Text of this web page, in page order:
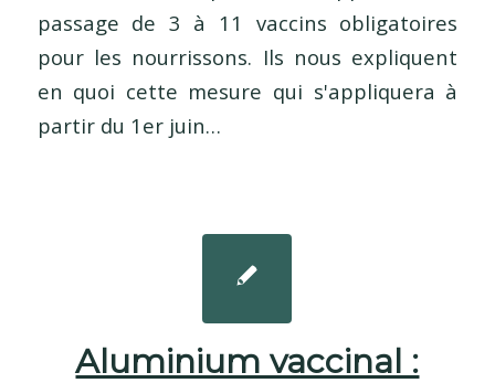
passage de 3 à 11 vaccins obligatoires
pour les nourrissons. Ils nous expliquent
en quoi cette mesure qui s'appliquera à
partir du 1er juin…
Aluminium vaccinal :